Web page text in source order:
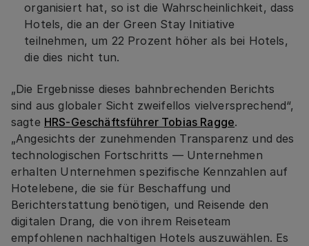
organisiert hat, so ist die Wahrscheinlichkeit, dass
Hotels, die an der Green Stay Initiative
teilnehmen, um 22 Prozent höher als bei Hotels,
die dies nicht tun.
„Die Ergebnisse dieses bahnbrechenden Berichts
sind aus globaler Sicht zweifellos vielversprechend“,
sagte HRS-Geschäftsführer Tobias Ragge.
„Angesichts der zunehmenden Transparenz und des
technologischen Fortschritts — Unternehmen
erhalten Unternehmen spezifische Kennzahlen auf
Hotelebene, die sie für Beschaffung und
Berichterstattung benötigen, und Reisende den
digitalen Drang, die von ihrem Reiseteam
empfohlenen nachhaltigen Hotels auszuwählen. Es